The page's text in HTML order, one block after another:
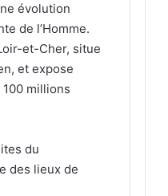
évolution
de l’Homme.
et-Cher, situe
et expose
millions
du
des lieux de